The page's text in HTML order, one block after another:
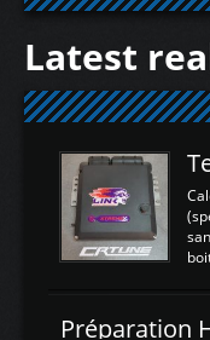
Latest